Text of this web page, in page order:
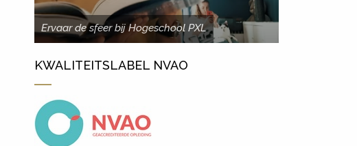
Ervaar de sfeer bij Hogeschool PXL
KWALITEITSLABEL NVAO